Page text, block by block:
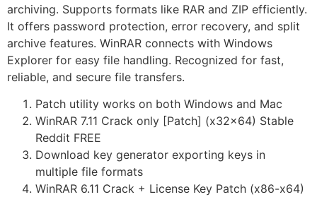
archiving. Supports formats like RAR and ZIP efficiently.
It offers password protection, error recovery, and split
archive features. WinRAR connects with Windows
Explorer for easy file handling. Recognized for fast,
reliable, and secure file transfers.
Patch utility works on both Windows and Mac
WinRAR 7.11 Crack only [Patch] (x32x64) Stable
Reddit FREE
Download key generator exporting keys in
multiple file formats
WinRAR 6.11 Crack + License Key Patch (x86-x64)